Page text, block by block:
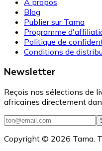
Blog
Publier sur Tama
Programme
Politique de
Conditions de
Newsletter
Reçois nos sélections de
africaines directement
Copyright © 2026 Tama.